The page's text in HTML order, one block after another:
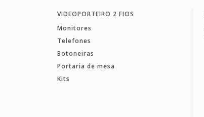
VIDEOPORTEIRO 2 FIOS
Monitores
Telefones
Botoneiras
Portaria de mesa
Kits